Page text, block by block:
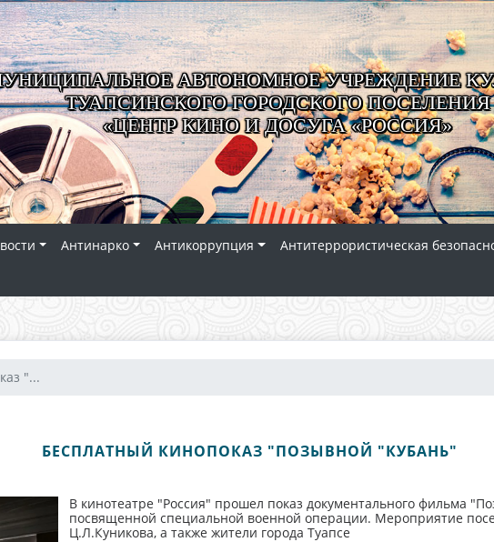
АВТОНОМНОЕ УЧРЕЖДЕНИЕ
ТУАПСИНСКОГО ГОРОДСКОГО ПОСЕЛЕНИЯ
«ЦЕНТР КИНО И ДОСУГА «РОССИЯ»
Антинарко Антикоррупция Антитеррористическая
"...
БЕСПЛАТНЫЙ КИНОПОКАЗ "ПОЗЫВНОЙ "КУБАНЬ"
В кинотеатре "Россия" прошел показ документального фильма
посвященной специальной военной операции. Мероприятие
Ц.Л.Куникова, а также жители города Туапсе